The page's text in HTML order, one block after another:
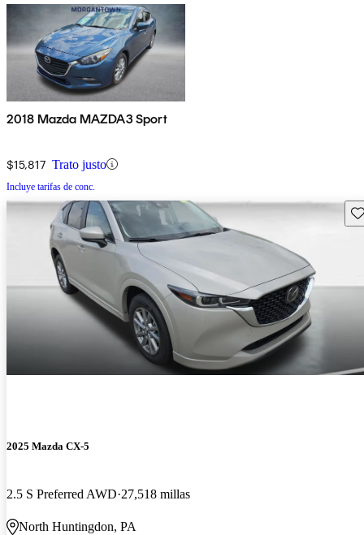
2018 Mazda MAZDA3 Sport
$15,817 Trato justo
Incluye tarifas de conc.
2025 Mazda CX-5
2.5 S Preferred AWD 27,518 millas
North Huntingdon, PA